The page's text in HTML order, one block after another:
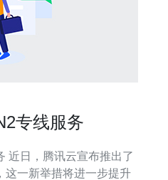
专线服务
这一新举措将进一步提升